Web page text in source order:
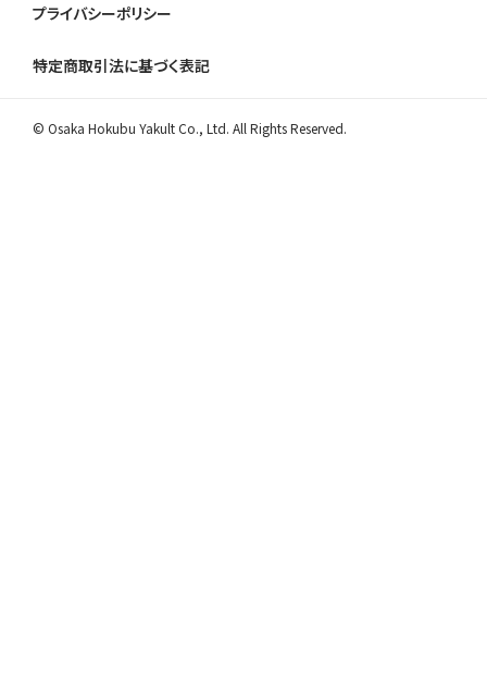
プライバシーポリシー
特定商取引法に基づく表記
© Osaka Hokubu Yakult Co., Ltd. All Rights Reserved.